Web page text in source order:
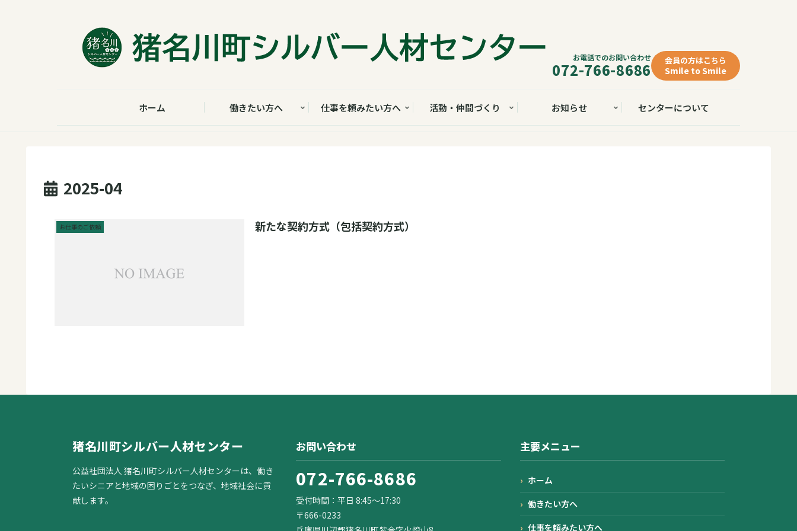
ホーム 働きたい方へ 仕事を頼みたい方へ 活動・仲間づくり お知らせ センターについて
お電話でのお問い合わせ
072-766-8686 会員の方はこちら
Smile to Smile
2025-04
お仕事のご依頼 新たな契約方式（包括契約方式）
猪名川町シルバー人材センター
公益社団法人 猪名川町シルバー人材センターは、働き
たいシニアと地域の困りごとをつなぎ、地域社会に貢
献します。
お問い合わせ
072-766-8686
受付時間：平日 8:45〜17:30
〒666-0233
主要メニュー
ホーム
働きたい方へ
仕事を頼みたい方へ